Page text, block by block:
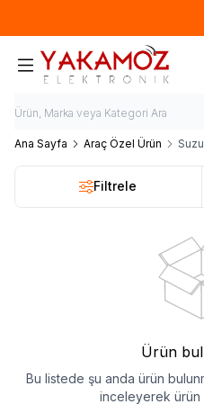
Ana Sayfa Araç Özel Ürün
Filtrele
Ürün
Bu listede şu anda ürün
inceleyerek